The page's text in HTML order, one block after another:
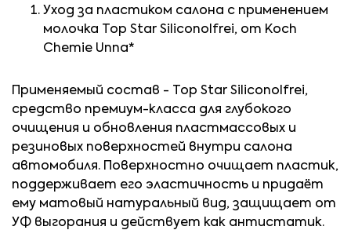
Уход за пластиком салона с применением
молочка Top Star Siliconolfrei, от Koch
Chemie Unna*
Применяемый состав - Top Star Siliconolfrei,
средство премиум-класса для глубокого
очищения и обновления пластмассовых и
резиновых поверхностей внутри салона
автомобиля. Поверхностно очищает пластик,
поддерживает его эластичность и придаёт
ему матовый натуральный вид, защищает от
УФ выгорания и действует как антистатик.